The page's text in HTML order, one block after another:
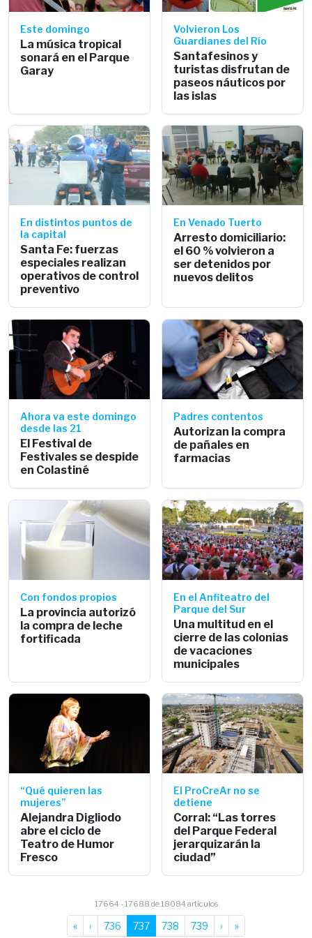
Este domingo
La música tropical
sonará en el Parque
Garay
Volvieron Los
Guardianes del Río
Santafesinos y
turistas disfrutan de
paseos náuticos por
las islas
En distintos puntos de
la capital
Santa Fe: fuerzas
especiales realizan
operativos de control
preventivo
En Venado Tuerto
Arresto domiciliario:
el 60 % volvieron a
ser detenidos por
nuevos delitos
Ahora va este domingo
desde las 21
El Festival de
Festivales se despide
en Colastiné
Padres contentos
Autorizan la compra
de pañales en
farmacias
Con fondos propios
La provincia autorizó
la compra de leche
fortificada
En el Anfiteatro del
Parque del Sur
Una multitud en el
cierre de las colonias
de vacaciones
municipales
“Qué quieren las
mujeres”
Alejandra Digliodo
abre el ciclo de
Teatro de Humor
Fresco
El ProCreAr no se
detiene
Corral: “Las torres
del Parque Federal
jerarquizarán la
ciudad”
17664 - 17688 de 18084 artículos
« ‹ 736 737 738 739 › »